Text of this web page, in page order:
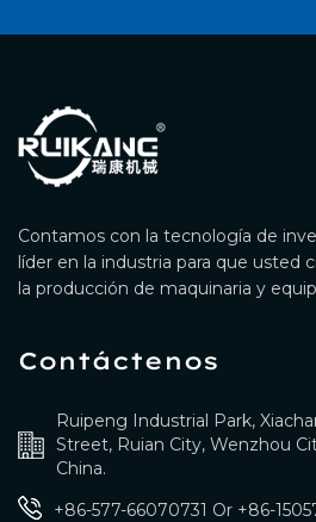
Contamos con la tecnología de
líder en la industria para que usted
la producción de maquinaria y
Contáctenos
Ruipeng Industrial Park,
Street, Ruian City, Wenzhou
China.
+86-577-66070731 Or +86-